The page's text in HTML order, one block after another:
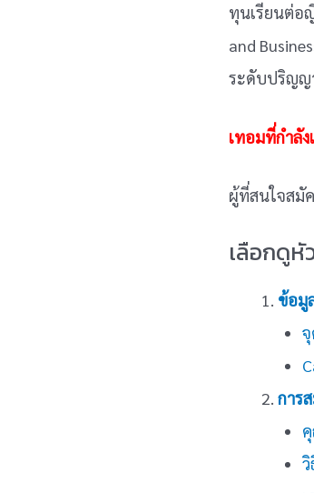
ทุนเรียนต่อ
and
ระดับปริญญ
เทอมที่กำลั
ผู้ที่สนใจสมั
เลือกดูหั
ข้อมู
การ